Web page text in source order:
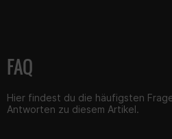
Der Winkel des Spiegels kann
eingestellt werden.
FAQ
Hier findest du die häufigsten
Antworten zu diesem Artikel.